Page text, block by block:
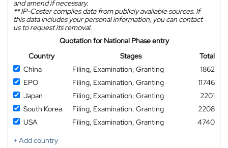
and amend if necessary.
**IP-Coster compiles data from publicly available sources. If
this data includes your personal information, you can contact
us to request its removal.
Quotation for National Phase entry
Country
Stages
Total
China
Filing, Examination, Granting
1862
EPO
Filing, Examination, Granting
11746
Japan
Filing, Examination, Granting
2201
South Korea
Filing, Examination, Granting
2208
USA
Filing, Examination, Granting
4740
+ Add country